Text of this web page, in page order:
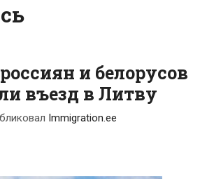
и белорусов
въезд в Литву
Immigration.ee